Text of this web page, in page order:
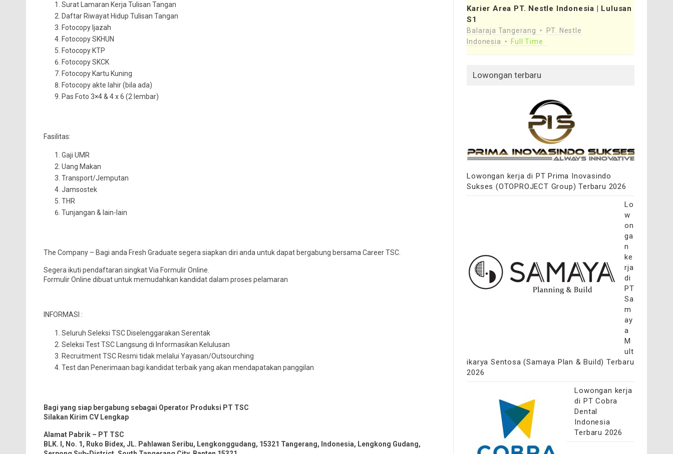
Surat Lamaran Kerja Tulisan Tangan
Daftar Riwayat Hidup Tulisan Tangan
Fotocopy Ijazah
Fotocopy SKHUN
Fotocopy KTP
Fotocopy SKCK
Fotocopy Kartu Kuning
Fotocopy akte lahir (bila ada)
Pas Foto 3×4 & 4 x 6 (2 lembar)
Fasilitas:
Gaji UMR
Uang Makan
Transport/Jemputan
Jamsostek
THR
Tunjangan & lain-lain
The Company – Bagi anda Fresh Graduate segera siapkan diri anda untuk dapat bergabung bersama Career TSC.
Segera ikuti pendaftaran singkat Via Formulir Online.
Formulir Online dibuat untuk memudahkan kandidat dalam proses pelamaran
INFORMASI :
Seluruh Seleksi TSC Diselenggarakan Serentak
Seleksi Test TSC Langsung di Informasikan Kelulusan
Recruitment TSC Resmi tidak melalui Yayasan/Outsourching
Test dan Penerimaan bagi kandidat terbaik yang akan mendapatakan panggilan
Bagi yang siap bergabung sebagai Operator Produksi PT TSC
Silakan Kirim CV Lengkap
Alamat Pabrik – PT TSC
BLK. I, No. 1, Ruko Bidex, JL. Pahlawan Seribu, Lengkonggudang, 15321 Tangerang, Indonesia, Lengkong Gudang,
Karier Area PT. Nestle Indonesia | Lulusan
S1
Balaraja Tangerang
PT. Nestle
Indonesia
Full Time
Lowongan terbaru
Lowongan kerja di PT Prima Inovasindo
Sukses (OTOPROJECT Group) Terbaru 2026
Lo
w
on
ga
n
ke
rja
di
PT
Sa
m
ay
a
M
ult
ikarya Sentosa (Samaya Plan & Build) Terbaru
2026
Lowongan kerja
di PT Cobra
Dental
Indonesia
Terbaru 2026